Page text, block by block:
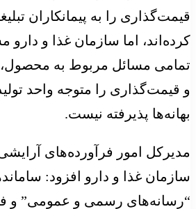
قیمت‌گذاری را به پیمانکاران
کرده‌اند، اما سازمان غذا و دارو
تمامی مسائل مربوط به محصول،
و قیمت‌گذاری را متوجه واحد
بهانه‌ها پذیرفته نیست.
مدیرکل امور فرآورده‌های
سازمان غذا و دارو افزود:
“رسانه‌های رسمی و عمومی” و